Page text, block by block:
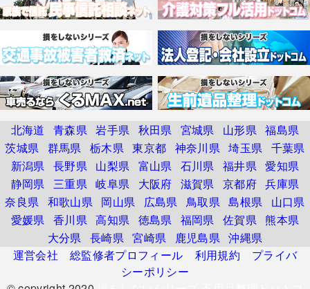
北海道 青森県 岩手県 秋田県 宮城県 山形県 福島県
茨城県 群馬県 栃木県 東京都 神奈川県 埼玉県 千葉県
新潟県 長野県 山梨県 富山県 石川県 福井県 愛知県
静岡県 三重県 岐阜県 大阪府 滋賀県 京都府 兵庫県
奈良県 和歌山県 岡山県 広島県 鳥取県 島根県
山口県
愛媛県 香川県 高知県 徳島県 福岡県 佐賀県 熊本県
大分県 長崎県 宮崎県 鹿児島県 沖縄県
運営会社
総監修者プロフィール 利用規約
プライバ
シーポリシー